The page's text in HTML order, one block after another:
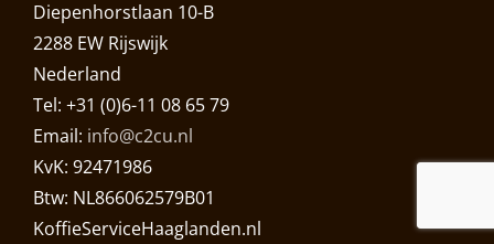
Diepenhorstlaan 10-B
2288 EW Rijswijk
Nederland
Tel: +31 (0)6-11 08 65 79
Email: info@c2cu.nl
KvK: 92471986
Btw: NL866062579B01
KoffieServiceHaaglanden.nl